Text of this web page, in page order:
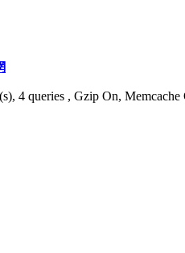
4 queries , Gzip On, Memcache